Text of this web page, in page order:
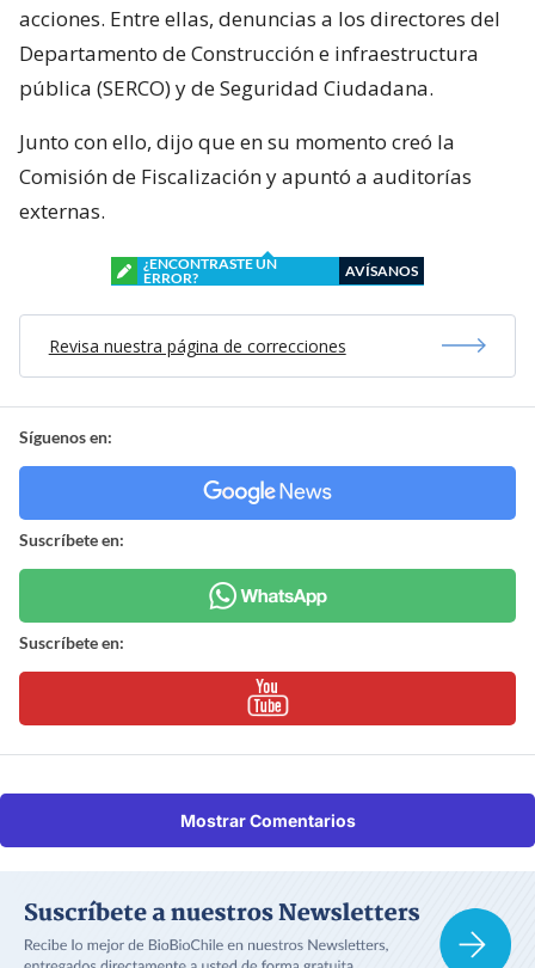
acciones. Entre ellas, denuncias a los directores del
Departamento de Construcción e infraestructura
pública (SERCO) y de Seguridad Ciudadana.
Junto con ello, dijo que en su momento creó la
Comisión de Fiscalización y apuntó a auditorías
externas.
¿ENCONTRASTE UN
ERROR?
AVÍSANOS
Revisa nuestra página de correcciones
Síguenos en:
Suscríbete en:
Suscríbete en:
Mostrar Comentarios